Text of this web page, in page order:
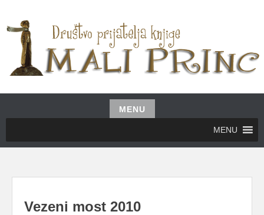
content
MALI PRINC
MENU
to
MENU
Vezeni most 2010